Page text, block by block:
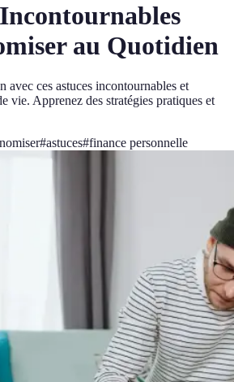
au Quotidien
avec ces astuces incontournables et
vie. Apprenez des stratégies pratiques et
#astuces#finance personnelle